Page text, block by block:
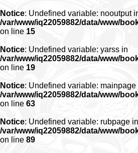
Notice: Undefined variable: nooutput
/var/www/iq22059882/data/www/
on line 15
Notice: Undefined variable: yarss in
/var/www/iq22059882/data/www/
on line 19
Notice: Undefined variable: mainpage
/var/www/iq22059882/data/www/
on line 63
Notice: Undefined variable: rubpage in
/var/www/iq22059882/data/www/
on line 89